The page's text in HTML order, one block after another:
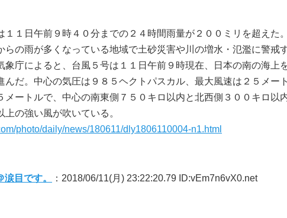
１日午前９時４０分までの２４時間雨量が２００ミリを超えた。
らの雨が多くなっている地域で土砂災害や川の増水・氾濫に警戒
象庁によると、台風５号は１１日午前９時現在、日本の南の海上
んだ。中心の気圧は９８５ヘクトパスカル、最大風速は２５メート
メートルで、中心の南東側７５０キロ以内と北西側３００キロ以
上の強い風が吹いている。
photo/daily/news/180611/dly1806110004-n1.html
目です。 ：2018/06/11(月) 23:22:20.79 ID:vEm7n6vX0.net